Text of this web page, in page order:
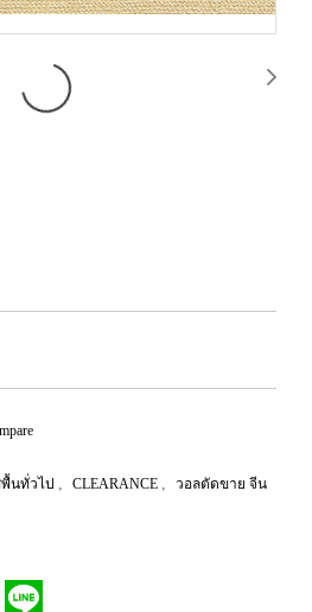
นทั่วไป , CLEARANCE ,
วอลตัดขาย จีน